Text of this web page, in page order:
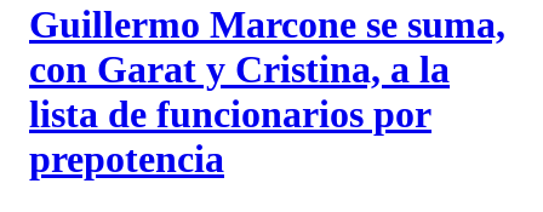
Guillermo Marcone se suma,
con Garat y Cristina, a la
lista de funcionarios por
prepotencia